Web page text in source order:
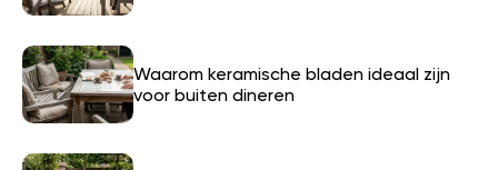
Waarom keramische bladen ideaal zijn
voor buiten dineren